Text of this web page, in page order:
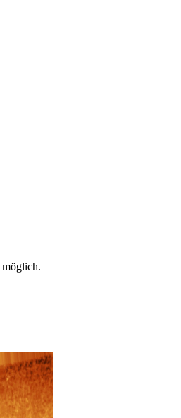
möglich.